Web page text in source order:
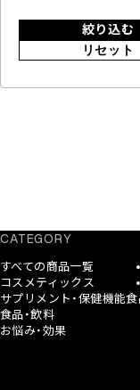
絞り込む
リセット
CATEGORY
すべての商品一覧
コスメティックス
サプリメント・保健機能
食品・飲料
お悩み・効果